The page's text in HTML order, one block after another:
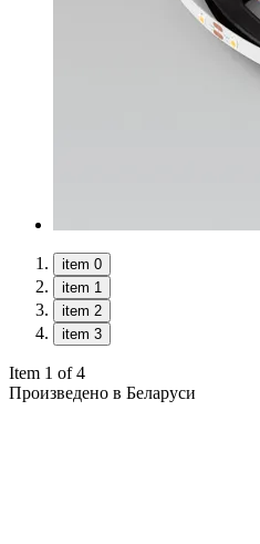
item 0
item 1
item 2
item 3
Item 1 of 4
Произведено в Беларуси